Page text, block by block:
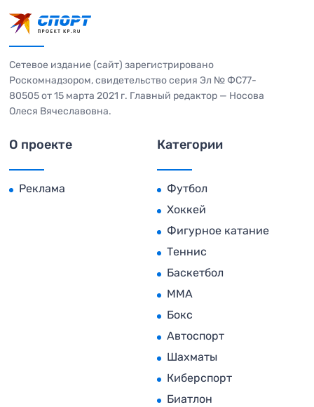
Сетевое издание (сайт) зарегистрировано
Роскомнадзором, свидетельство серия Эл № ФС77-
80505 от 15 марта 2021 г. Главный редактор — Носова
Олеся Вячеславовна.
О проекте
Реклама
Категории
Футбол
Хоккей
Фигурное катание
Теннис
Баскетбол
MMA
Бокс
Автоспорт
Шахматы
Киберспорт
Биатлон